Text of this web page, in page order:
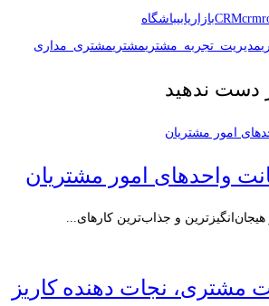
CRMبازاریابیباشگاه
مدیریت_تجربه_مشتریمشتریمشتری_مداری
دست ندهید
واحدهای امور مشتریان
مشتری، نجات دهنده کاریز